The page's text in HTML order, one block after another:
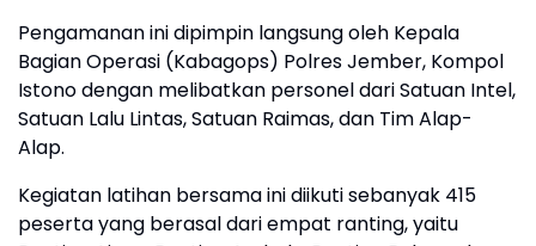
Pengamanan ini dipimpin langsung oleh Kepala
Bagian Operasi (Kabagops) Polres Jember, Kompol
Istono dengan melibatkan personel dari Satuan Intel,
Satuan Lalu Lintas, Satuan Raimas, dan Tim Alap-
Alap.
Kegiatan latihan bersama ini diikuti sebanyak 415
peserta yang berasal dari empat ranting, yaitu